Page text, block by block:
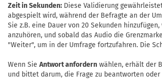
Zeit in Sekunden: Diese Validierung
abgespielt wird, während der Befragte an der
Sie z.B. eine Dauer von 20 Sekunden
anzuhören, und sobald das Audio die
"Weiter", um in der Umfrage fortzufahren. Die
Wenn Sie Antwort anfordern wählen, erhält der
und bittet darum, die Frage zu beantworten